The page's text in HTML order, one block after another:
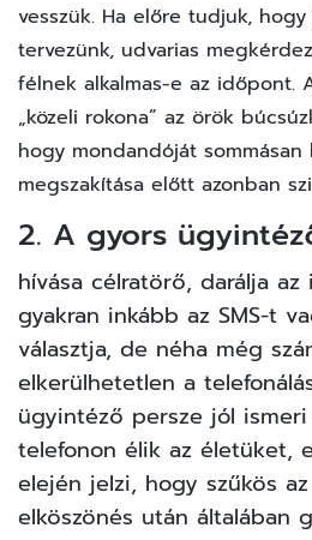
vesszük. Ha előre tudjuk,
tervezünk, udvarias
félnek alkalmas-e az időpont.
„közeli rokona” az örök
hogy mondandóját sommásan
megszakítása előtt azonban
2. A gyors
hívása célratörő, darálja az
gyakran inkább az SMS-t
választja, de néha még
elkerülhetetlen a
ügyintéző persze jól
telefonon élik az életüket,
elején jelzi, hogy szűkös
elköszönés után általában